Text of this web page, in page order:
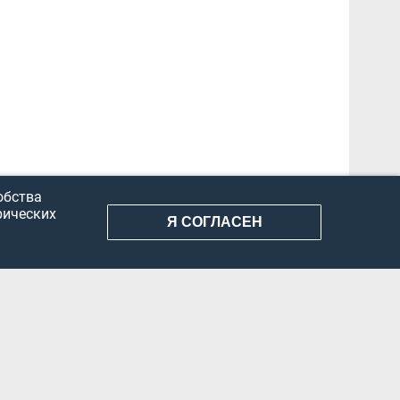
Я СОГЛАСЕН